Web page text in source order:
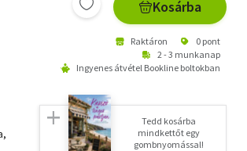
Kosárba
Raktáron
0 pont
2 - 3 munkanap
Ingyenes átvétel Bookline boltokban
Tedd kosárba
mindkettőt egy
gombnyomással!